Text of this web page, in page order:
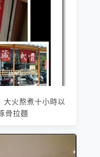
大火熬煮十小時以
骨拉麵